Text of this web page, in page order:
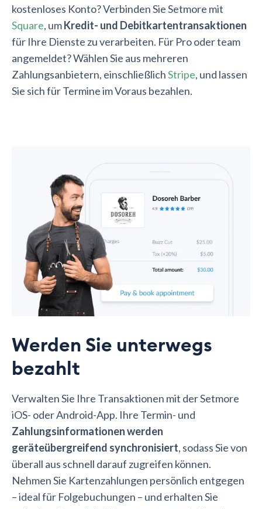
kostenloses Konto? Verbinden Sie Setmore mit
Square, umKredit- und Debitkartentransaktionen
für Ihre Dienste zu verarbeiten. Für Pro oder team
angemeldet? Wählen Sie aus mehreren
Zahlungsanbietern, einschließlichStripe, und lassen
Sie sich für Termine im Voraus bezahlen.
Werden Sie unterwegs
bezahlt
Verwalten Sie Ihre Transaktionen mit der Setmore
iOS- oder Android-App. Ihre Termin- und
Zahlungsinformationen werden
geräteübergreifend synchronisiert, sodass Sie von
überall aus schnell darauf zugreifen können.
Nehmen Sie Kartenzahlungen persönlich entgegen
– ideal für Folgebuchungen – und erhalten Sie